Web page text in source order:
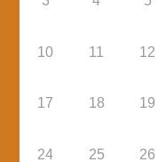
10 11 12
17 18 19
24 25 26